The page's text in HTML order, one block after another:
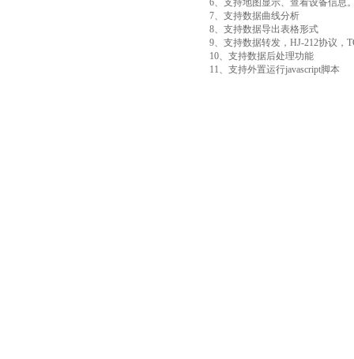
6、支持地图显示、查看设备信息
7、支持数据曲线分析
8、支持数据导出表格形式
9、支持数据转发，HJ-212协议，
10、支持数据后处理功能
11、支持外置运行javascript脚本